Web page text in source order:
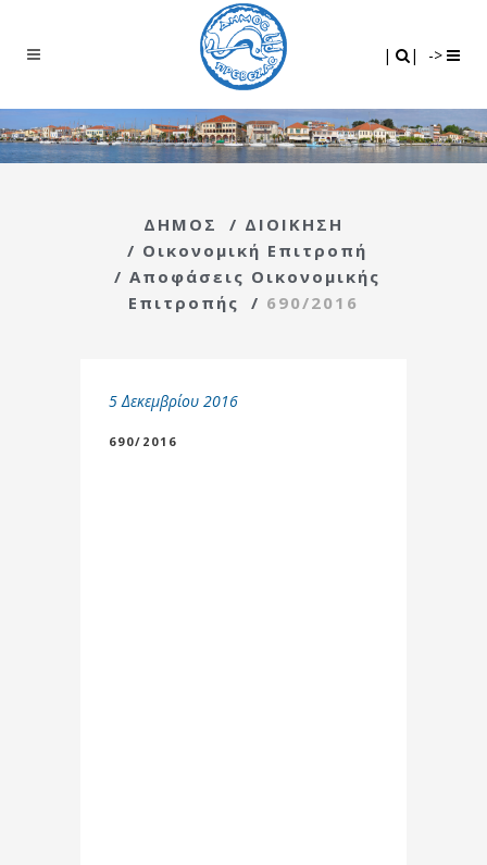
| | ->
ΔΗΜΟΣ / ΔΙΟΙΚΗΣΗ
/ Οικονομική Επιτροπή
/ Αποφάσεις Οικονομικής
Επιτροπής
/ 690/2016
5 Δεκεμβρίου 2016
690/2016